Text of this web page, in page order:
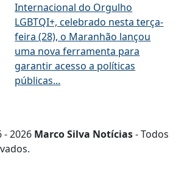
Internacional do Orgulho
LGBTQI+, celebrado nesta terça-
feira (28), o Maranhão lançou
uma nova ferramenta para
garantir acesso a políticas
públicas...
2026 Marco Silva Notícias- Todos